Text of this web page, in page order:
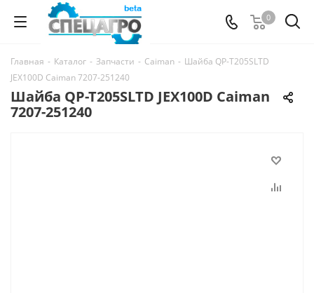
0
Главная - Каталог - Запчасти - Caiman - Шайба QP-T205SLTD
JEX100D Caiman 7207-251240
Шайба QP-T205SLTD JEX100D Caiman
7207-251240